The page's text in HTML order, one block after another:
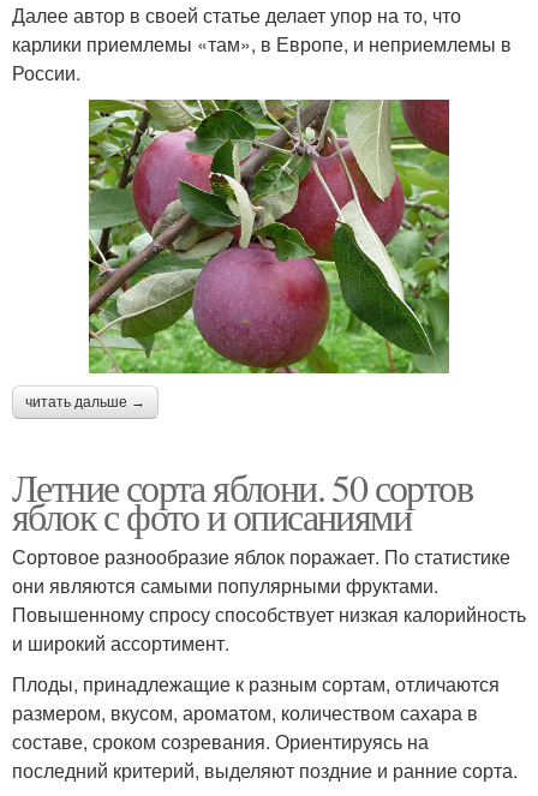
Далее автор в своей статье делает упор на то, что
карлики приемлемы «там», в Европе, и неприемлемы в
России.
читать дальше →
Летние сорта яблони. 50 сортов
яблок с фото и описаниями
Сортовое разнообразие яблок поражает. По статистике
они являются самыми популярными фруктами.
Повышенному спросу способствует низкая калорийность
и широкий ассортимент.
Плоды, принадлежащие к разным сортам, отличаются
размером, вкусом, ароматом, количеством сахара в
составе, сроком созревания. Ориентируясь на
последний критерий, выделяют поздние и ранние сорта.